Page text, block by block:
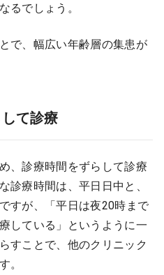
るでしょう。
で、幅広い年齢層の集患が
て診療
、診療時間をずらして診療
診療時間は、平日日中と、
すが、「平日は夜20時まで
している」というように一
すことで、他のクリニック
。